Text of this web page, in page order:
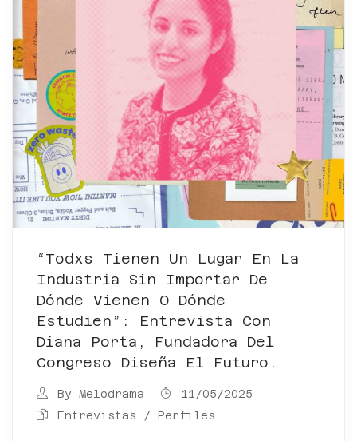
“Todxs Tienen Un Lugar En La
Industria Sin Importar De
Dónde Vienen O Dónde
Estudien”: Entrevista Con
Diana Porta, Fundadora Del
Congreso Diseña El Futuro.
By Melodrama
11/05/2025
Entrevistas / Perfiles